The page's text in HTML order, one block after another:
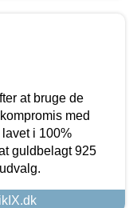
at bruge de
med
i 100%
guldbelagt 925